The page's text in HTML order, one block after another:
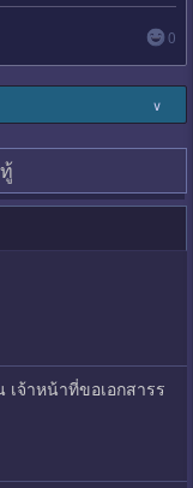
0
∨
จ้าหน้าที่ขอเอกสารร